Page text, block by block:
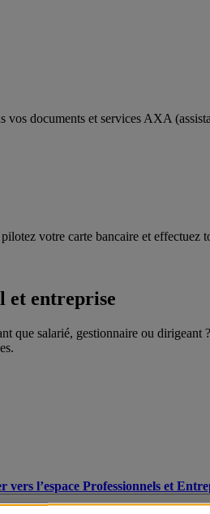
documents et services AXA
votre carte bancaire et effectuez
et entreprise
que salarié, gestionnaire ou dirigeant ?
vers l’espace Professionnels et